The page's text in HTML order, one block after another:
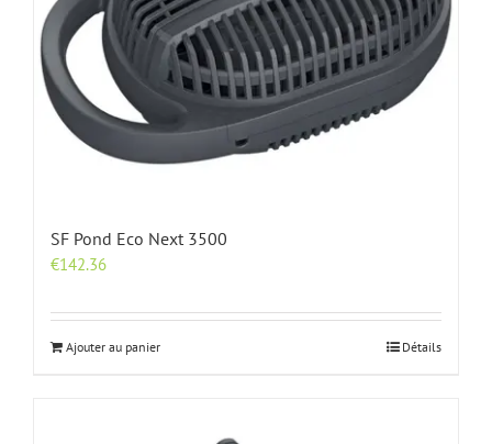
SF Pond Eco Next 3500
€142.36
Ajouter au panier Détails